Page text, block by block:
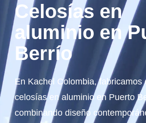
Celosías en
aluminio en
Berrío
En Kachel Colombia, fabricamos
celosías en aluminio en Puerto
combinando diseño